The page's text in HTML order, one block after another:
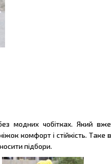
модних чобітках. Який вже
комфорт і стійкість.
підбори.